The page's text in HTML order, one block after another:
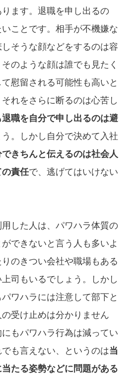
ます。退職を申し出るの
ことです。相手が不機嫌な
そうな顔などをするのは容
のような顔は誰でも見たく
慰留される可能性も高いと
れをさらに断るのは心苦し
職を自分で申し出るのは避
う。しかし自分で決めて入社
できちんと伝えるのは社会人
の責任で、逃げてはいけない
した人は、パワハラ体質の
できないと言う人も多いよ
のきつい会社や職場もある
司もいるでしょう。しかし
ワハラには注意して部下と
受け止めは分かりません
もパワハラ行為は減ってい
も言えない、というのは当
たる姿勢などに問題がある